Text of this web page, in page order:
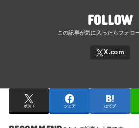
FOLLOW
ポスト シェア はてブ